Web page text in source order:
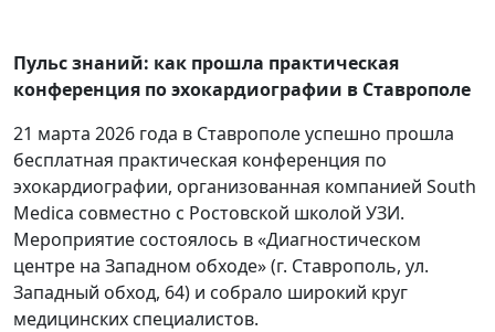
Пульс знаний: как прошла практическая
конференция по эхокардиографии в Ставрополе
21 марта 2026 года в Ставрополе успешно прошла
бесплатная практическая конференция по
эхокардиографии, организованная компанией South
Medica совместно с Ростовской школой УЗИ.
Мероприятие состоялось в «Диагностическом
центре на Западном обходе» (г. Ставрополь, ул.
Западный обход, 64) и собрало широкий круг
медицинских специалистов.